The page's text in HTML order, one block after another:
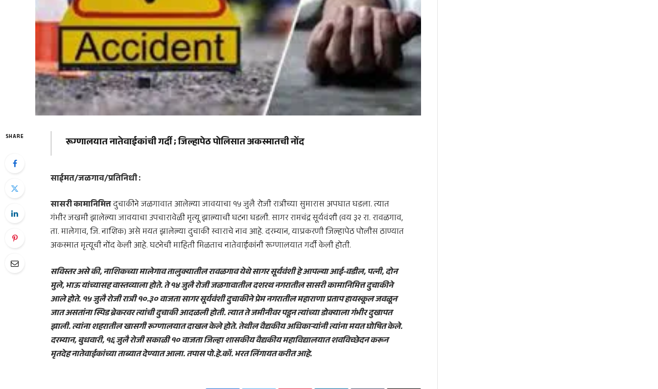
SHARE रूग्णालयात नातेवाईकांची गर्दी ; जिल्हापेठ पोलिसात अकस्मातची नोंद
साईमत/जळगाव/प्रतिनिधी :
सासरी कामानिमित्तदुचाकीने जळगावात आलेल्या जावयाचा १५ जुलै रोजी रात्रीच्या सुमारास अपघात घडला. त्यात
गंभीर जखमी झालेल्या जावयाचा उपचारावेळी मृत्यू झाल्याची घटना घडली. सागर रामचंद्र सूर्यवंशी (वय ३२ रा. रावळगाव,
ता. मालेगाव, जि. नाशिक) असे मयत झालेल्या दुचाकी स्वाराचे नाव आहे. दरम्यान, याप्रकरणी जिल्हापेठ पोलीस ठाण्यात
अकस्मात मृत्यूची नोंद केली आहे. घटनेची माहिती मिळताच नातेवाईकांनी रूग्णालयात गर्दी केली होती.
सविस्तर असे की, नाशिकच्या मालेगाव तालुक्यातील रावळगाव येथे सागर सूर्यवंशी हे आपल्या आई-वडील, पत्नी, दोन
मुले, भाऊ यांच्यासह वास्तव्याला होते. ते १४ जुलै रोजी जळगावातील दशरथ नगरातील सासरी कामानिमित्त दुचाकीने
आले होते. १५ जुलै रोजी रात्री १०.३० वाजता सागर सूर्यवंशी दुचाकीने प्रेम नगरातील महाराणा प्रताप हायस्कूल जवळून
जात असतांना स्पिड ब्रेकरवर त्यांची दुचाकी आदळली होती. त्यात ते जमीनीवर पडून त्यांच्या डोक्याला गंभीर दुखापत
झाली. त्यांना शहरातील खासगी रूग्णालयात दाखल केले होते. तेथील वैद्यकीय अधिकाऱ्यांनी त्यांना मयत घोषित केले.
दरम्यान, बुधवारी, १६ जुलै रोजी सकाळी १० वाजता जिल्हा शासकीय वैद्यकीय महाविद्यालयात शवविच्छेदन करून
मृतदेह नातेवाईकांच्या ताब्यात देण्यात आला. तपास पो.हे.कॉ. भरत लिंगायत करीत आहे.